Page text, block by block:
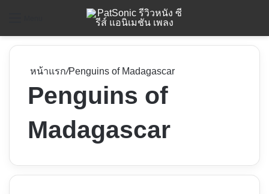
หน้าแรก/Penguins of Madagascar
Penguins of
Madagascar